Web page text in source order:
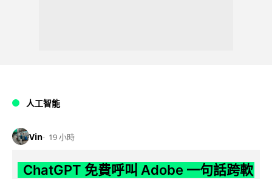
人工智能
Vin 19 小時
ChatGPT 免費呼叫 Adobe 一句話跨軟